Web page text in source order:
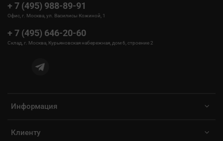
Информация
Клиенту
+ 7 (495) 988-89-91
Офис, г. Москва, ул. Василисы Кожиной, 1
+ 7 (495) 646-20-60
Склад, г. Москва, Курьяновская набережная, дом 6, строение 2